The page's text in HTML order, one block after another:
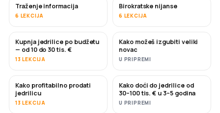
Traženje informacija
6 LEKCIJA
Birokratske nijanse
6 LEKCIJA
USKORO
Kupnja jedrilice po budžetu
— od 10 do 30 tis. €
13 LEKCIJA
USKORO
Kako možeš izgubiti veliki
novac
U PRIPREMI
NOVO
Kako profitabilno prodati
jedrilicu
13 LEKCIJA
NOVO
Kako doći do jedrilice od
30–100 tis. € u 3–5 godina
U PRIPREMI